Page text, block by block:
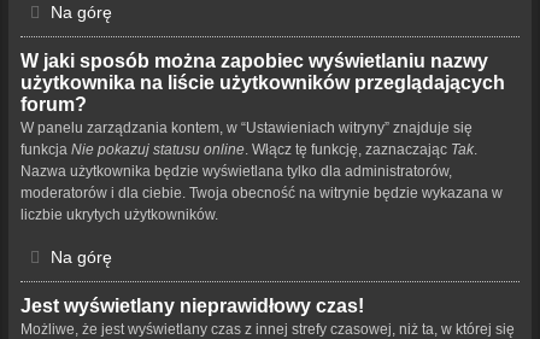
Na górę
W jaki sposób można zapobiec wyświetlaniu nazwy
użytkownika na liście użytkowników przeglądających
forum?
W panelu zarządzania kontem, w “Ustawieniach witryny” znajduje się
funkcja Nie pokazuj statusu online . Włącz tę funkcję, zaznaczając Tak
Nazwa użytkownika będzie wyświetlana tylko dla administratorów,
moderatorów i dla ciebie. Twoja obecność na witrynie będzie wykazana w
liczbie ukrytych użytkowników.
Na górę
Jest wyświetlany nieprawidłowy czas!
Możliwe, że jest wyświetlany czas z innej strefy czasowej, niż ta, w której się